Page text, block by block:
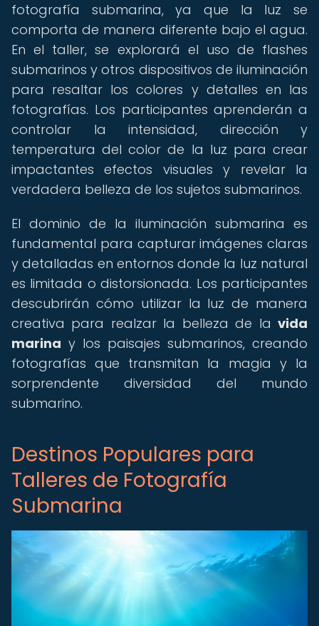
fotografía submarina, ya que la luz se
comporta de manera diferente bajo el agua.
En el taller, se explorará el uso de flashes
submarinos y otros dispositivos de iluminación
para resaltar los colores y detalles en las
fotografías. Los participantes aprenderán a
controlar la intensidad, dirección y
temperatura del color de la luz para crear
impactantes efectos visuales y revelar la
verdadera belleza de los sujetos submarinos.
El dominio de la iluminación submarina es
fundamental para capturar imágenes claras
y detalladas en entornos donde la luz natural
es limitada o distorsionada. Los participantes
descubrirán cómo utilizar la luz de manera
creativa para realzar la belleza de la vida
marina y los paisajes submarinos, creando
fotografías que transmitan la magia y la
sorprendente diversidad del mundo
submarino.
Destinos Populares para
Talleres de Fotografía
Submarina